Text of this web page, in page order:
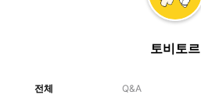
토비토르
전체 Q&A